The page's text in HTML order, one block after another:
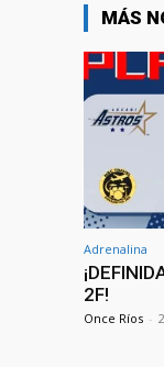
MÁS
Adrenalina
2F!
Once Ríos -